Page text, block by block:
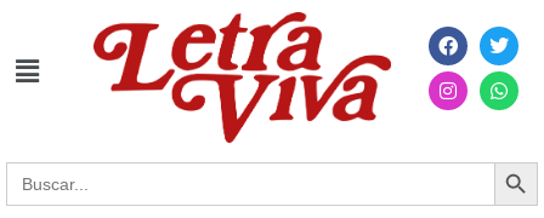
Search
for: